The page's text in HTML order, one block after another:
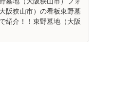
阪狭山市）の看板東野墓
紹介！！東野墓地（大阪